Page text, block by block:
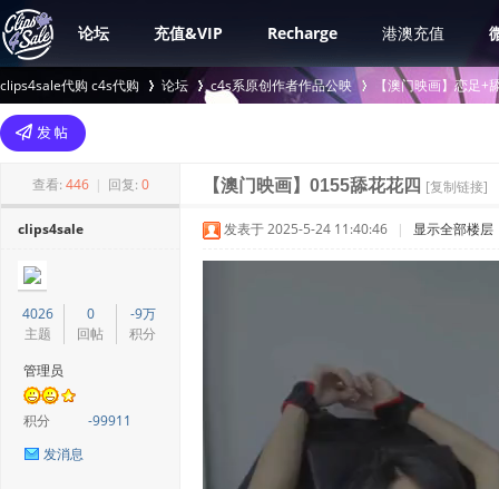
论坛 充值&VIP Recharge 港澳充值
clips4sale代购 c4s代购
>
论坛 c4s系原创作者作品公映
›
【澳门映画】恋足+
查看: 446 | 回复: 0 【澳门映画】0155舔花花四 [复制链接]
clips4sale
4026
主题
0
回帖
-9万
积分
管理员
积分
-99911
发消息
发表于 2025-5-24 11:40:46 | 显示全部楼层